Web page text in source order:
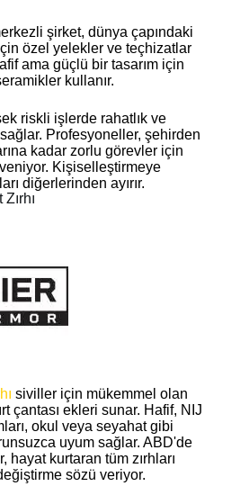
şirket, dünya çapındaki
özel yelekler ve teçhizatlar
ama güçlü bir tasarım için
kullanır.
riskli işlerde rahatlık ve
Profesyoneller, şehirden
kadar zorlu görevler için
Kişiselleştirmeye
diğerlerinden ayırır.
siviller için mükemmel olan
çantası ekleri sunar. Hafif, NIJ
okul veya seyahat gibi
uyum sağlar. ABD'de
hayat kurtaran tüm zırhları
sözü veriyor.